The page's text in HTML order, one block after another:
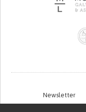
Newsletter